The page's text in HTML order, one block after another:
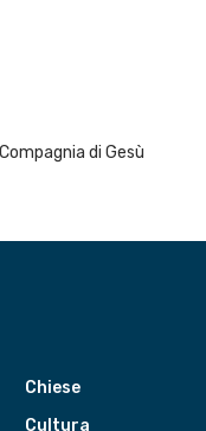
di Gesù
Chiese
Cultura